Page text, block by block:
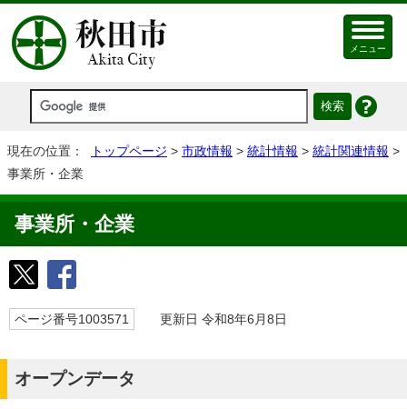
メニュー
現在の位置： トップページ > 市政情報 > 統計情報 > 統計関連情報 >
事業所・企業
事業所・企業
ページ番号1003571 更新日 令和8年6月8日
オープンデータ